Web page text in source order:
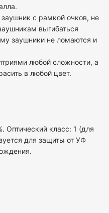
с рамкой очков, не
выгибаться
заушники не ломаются и
любой сложности, а
в любой цвет.
Оптический класс: 1 (для
для защиты от УФ